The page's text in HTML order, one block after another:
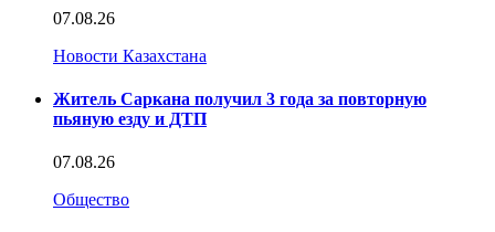
07.08.26
Новости Казахстана
Житель Саркана получил 3 года за повторную
пьяную езду и ДТП
07.08.26
Общество